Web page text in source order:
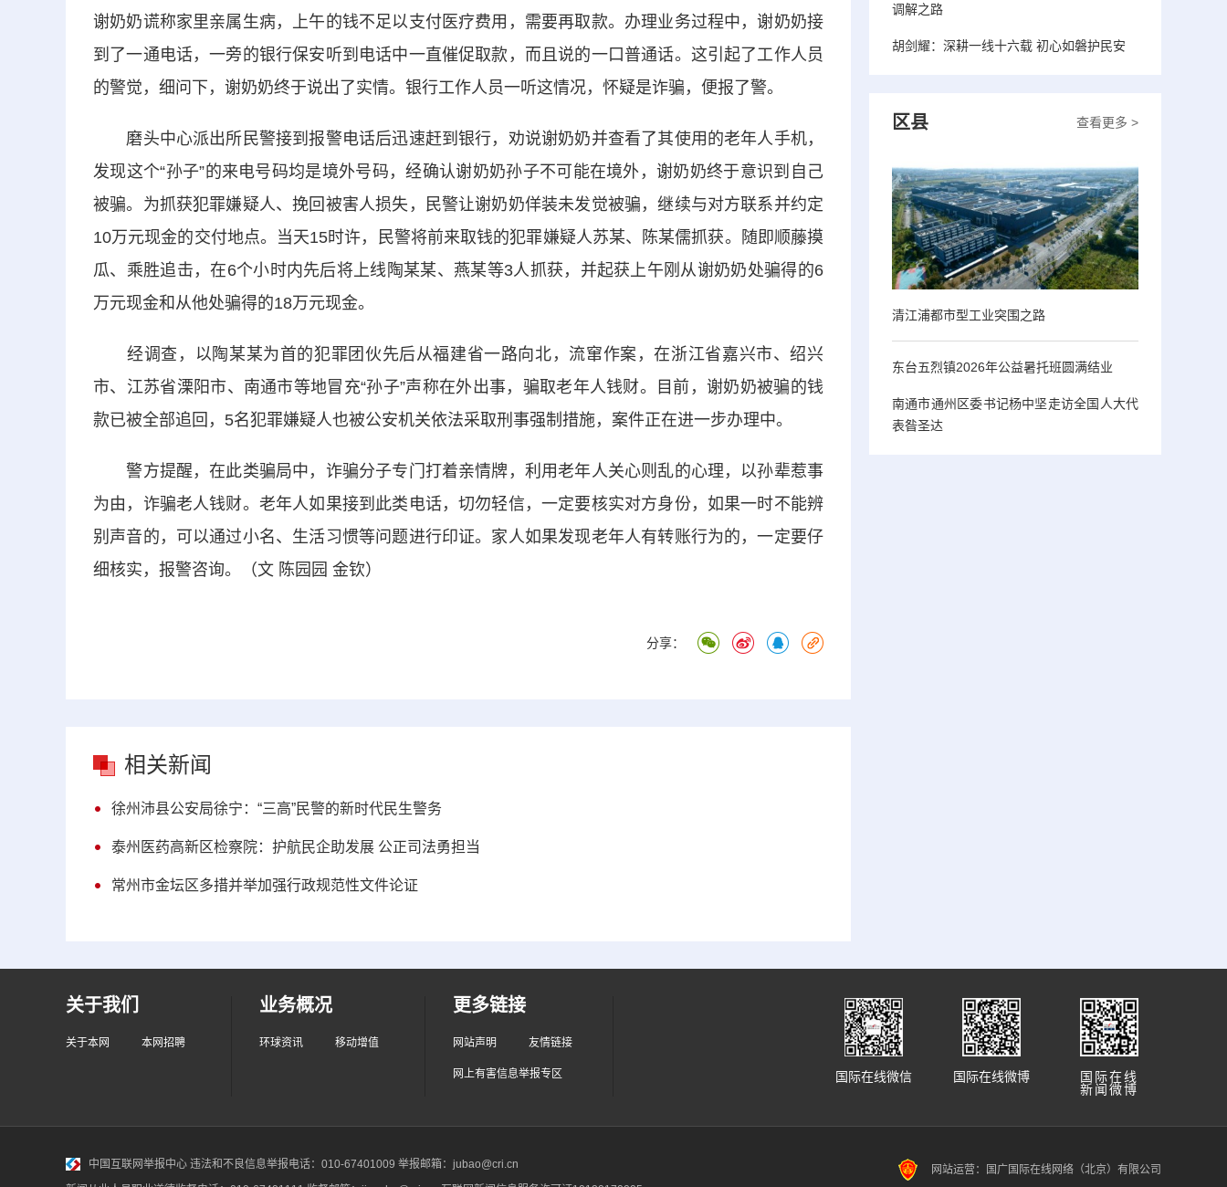
谢奶奶谎称家里亲属生病，上午的钱不足以支付医疗费用，需要再取款。办理业务过程中，谢奶奶接
到了一通电话，一旁的银行保安听到电话中一直催促取款，而且说的一口普通话。这引起了工作人员
的警觉，细问下，谢奶奶终于说出了实情。银行工作人员一听这情况，怀疑是诈骗，便报了警。
磨头中心派出所民警接到报警电话后迅速赶到银行，劝说谢奶奶并查看了其使用的老年人手机，
发现这个“孙子”的来电号码均是境外号码，经确认谢奶奶孙子不可能在境外，谢奶奶终于意识到自己
被骗。为抓获犯罪嫌疑人、挽回被害人损失，民警让谢奶奶佯装未发觉被骗，继续与对方联系并约定
10万元现金的交付地点。当天15时许，民警将前来取钱的犯罪嫌疑人苏某、陈某儒抓获。随即顺藤摸
瓜、乘胜追击，在6个小时内先后将上线陶某某、燕某等3人抓获，并起获上午刚从谢奶奶处骗得的6
万元现金和从他处骗得的18万元现金。
经调查，以陶某某为首的犯罪团伙先后从福建省一路向北，流窜作案，在浙江省嘉兴市、绍兴
市、江苏省溧阳市、南通市等地冒充“孙子”声称在外出事，骗取老年人钱财。目前，谢奶奶被骗的钱
款已被全部追回，5名犯罪嫌疑人也被公安机关依法采取刑事强制措施，案件正在进一步办理中。
警方提醒，在此类骗局中，诈骗分子专门打着亲情牌，利用老年人关心则乱的心理，以孙辈惹事
为由，诈骗老人钱财。老年人如果接到此类电话，切勿轻信，一定要核实对方身份，如果一时不能辨
别声音的，可以通过小名、生活习惯等问题进行印证。家人如果发现老年人有转账行为的，一定要仔
细核实，报警咨询。（文 陈园园 金钦）
分享：
相关新闻
徐州沛县公安局徐宁：“三高”民警的新时代民生警务
泰州医药高新区检察院：护航民企助发展 公正司法勇担当
常州市金坛区多措并举加强行政规范性文件论证
调解之路
胡剑耀：深耕一线十六载 初心如磐护民安
查看更多 >
区县
清江浦都市型工业突围之路
东台五烈镇2026年公益暑托班圆满结业
南通市通州区委书记杨中坚走访全国人大代
表昝圣达
关于我们
关于本网 本网招聘
业务概况
环球资讯 移动增值
更多链接
网站声明 友情链接
网上有害信息举报专区
国际在线
新闻微博
国际在线微博
国际在线微信
中国互联网举报中心 违法和不良信息举报电话：010-67401009 举报邮箱：jubao@cri.cn
网站运营：国广国际在线网络（北京）有限公司